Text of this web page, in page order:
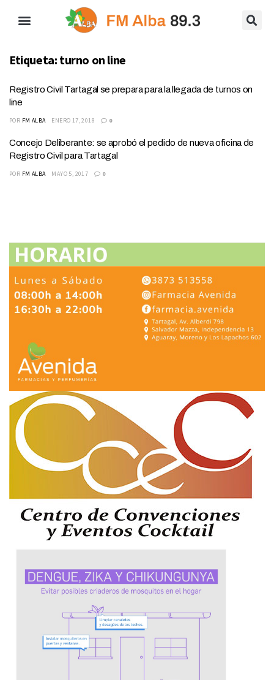
Etiqueta: turno on line
Registro Civil Tartagal se prepara para la llegada de turnos on
line
POR FM ALBA ENERO 17, 2018 0
Concejo Deliberante: se aprobó el pedido de nueva oficina de
Registro Civil para Tartagal
POR FM ALBA MAYO 5, 2017 0